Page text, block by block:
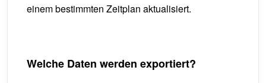
einem bestimmten Zeitplan aktualisiert.
Welche Daten werden exportiert?